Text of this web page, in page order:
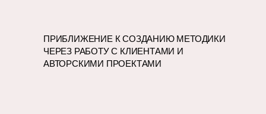
ПРИБЛИЖЕНИЕ К СОЗДАНИЮ МЕТОДИКИ
ЧЕРЕЗ РАБОТУ С КЛИЕНТАМИ И
АВТОРСКИМИ ПРОЕКТАМИ